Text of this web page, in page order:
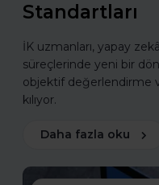
Standartları
İK uzmanları, yapay
süreçlerinde yeni bir
objektif değerlendirme
kılıyor.
Daha fazla oku